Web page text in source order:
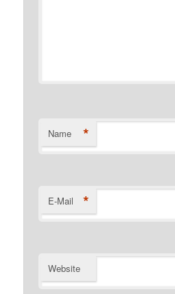
Name *
E-Mail *
Website